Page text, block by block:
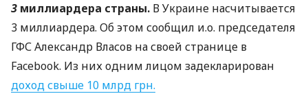
3 миллиардера страны. В Украине насчитывается
3 миллиардера. Об этом сообщил и.о. председателя
ГФСАлександр Власов на своей странице в
Facebook. Из них одним лицом задекларирован
доход свыше 10 млрд грн.